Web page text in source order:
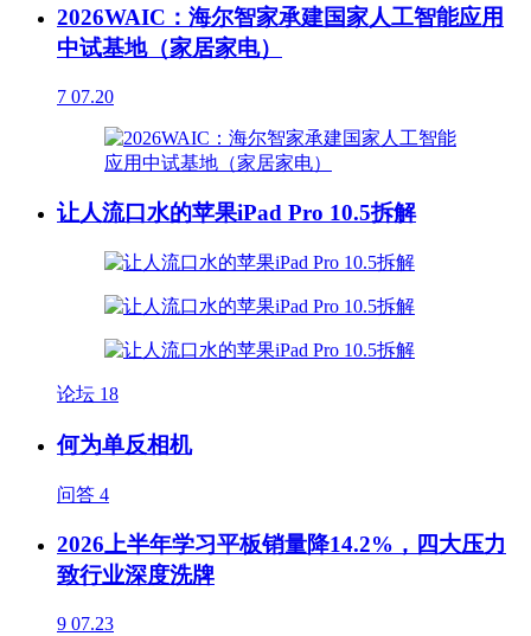
2026WAIC：海尔智家承建国家人工智能应用
中试基地（家居家电）
7 07.20
让人流口水的苹果iPad Pro 10.5拆解
论坛 18
何为单反相机
问答 4
2026上半年学习平板销量降14.2%，四大压力
致行业深度洗牌
9 07.23